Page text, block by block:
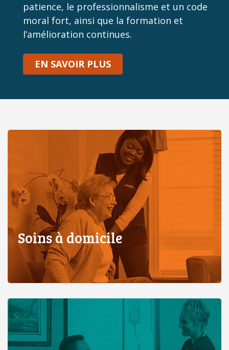
patience, le professionnalisme et un code
moral fort, ainsi que la formation et
l’amélioration continues.
EN SAVOIR PLUS
Soins à domicile